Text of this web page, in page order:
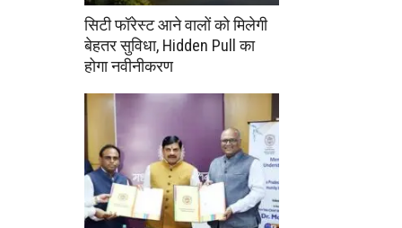
सिटी फॉरेस्ट आने वालों को मिलेगी
बेहतर सुविधा, Hidden Pull का
होगा नवीनीकरण